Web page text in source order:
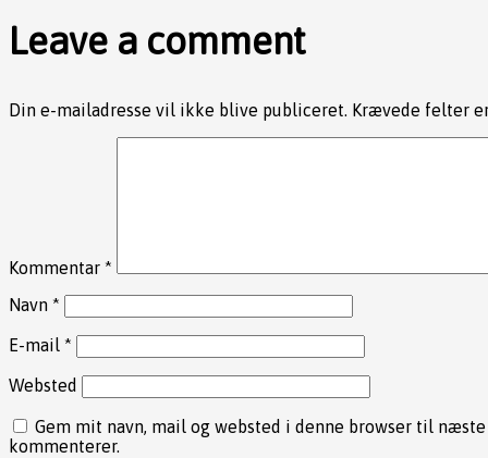
Leave a comment
Din e-mailadresse vil ikke blive publiceret. Krævede felter
Kommentar *
Navn *
E-mail *
Websted
Gem mit navn, mail og websted i denne browser til
kommenterer.